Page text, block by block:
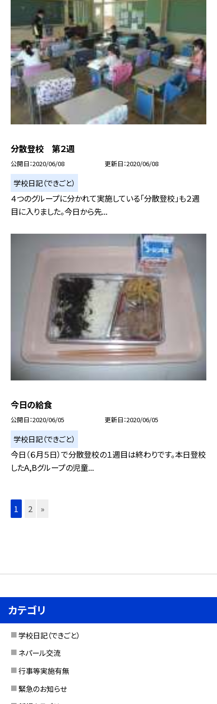
分散登校 第２週
公開日 2020/06/08 更新日 2020/06/08
学校日記（できごと）
４つのグループに分かれて実施している「分散登校」も２週
目に入りました。今日から先...
今日の給食
公開日 2020/06/05 更新日 2020/06/05
学校日記（できごと）
今日（６月５日）で分散登校の１週目は終わりです。本日登校
したA,Bグループの児童...
1 2 »
カテゴリ
学校日記（できごと）
ネパール交流
行事等実施有無
緊急のお知らせ